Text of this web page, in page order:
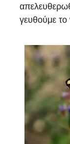
γευθούμε το